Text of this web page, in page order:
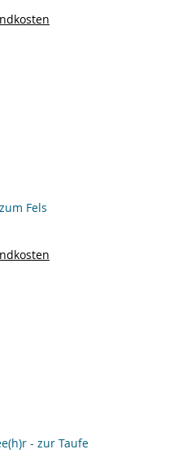
Fels
- zur Taufe